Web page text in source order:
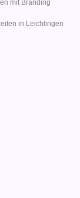
mit Branding
in Leichlingen